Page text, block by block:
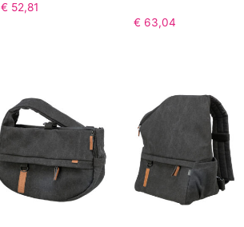
€ 52,81
€ 63,04